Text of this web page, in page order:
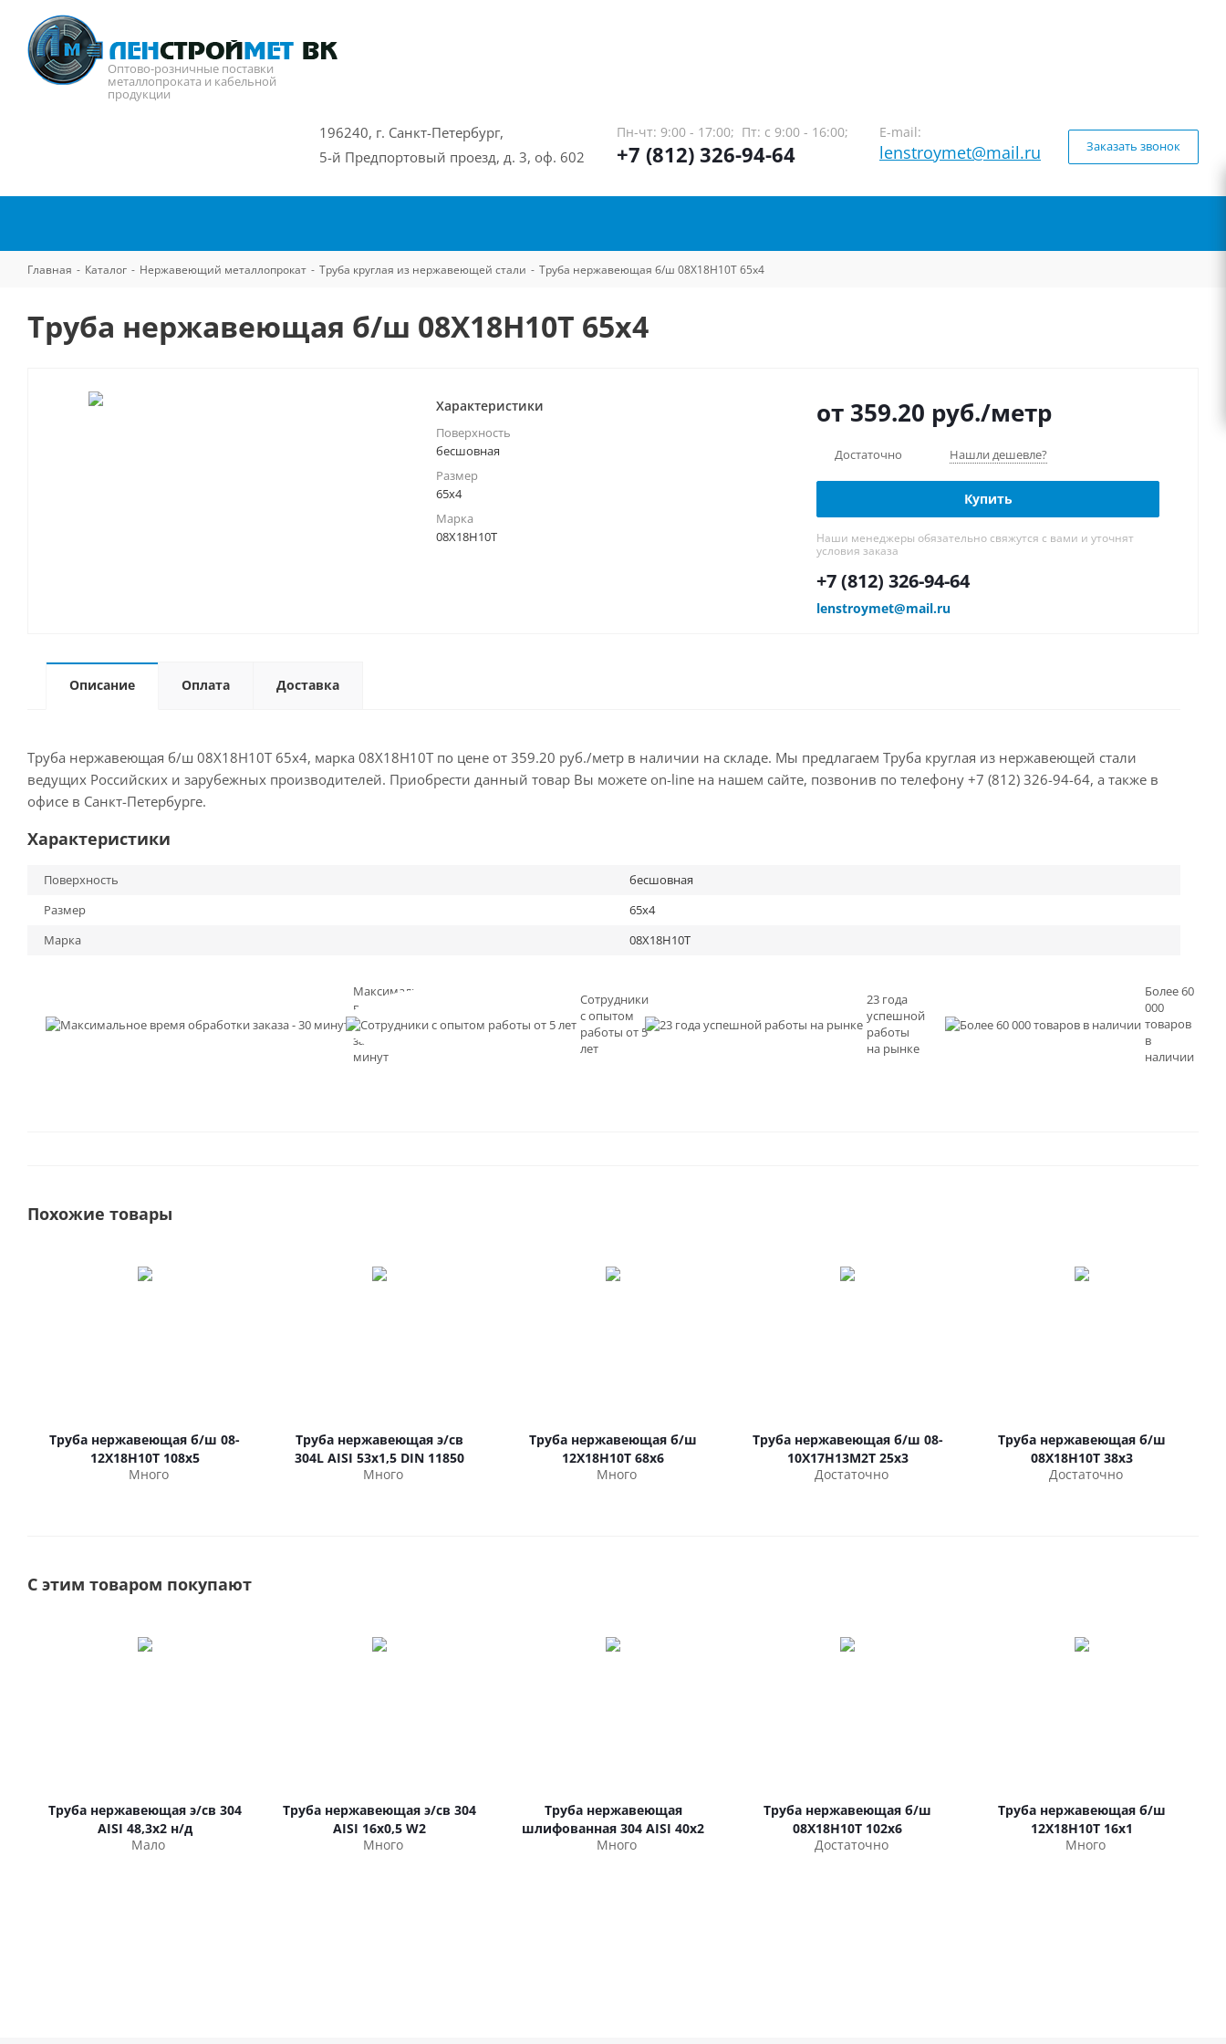
Оптово-розничные поставки
металлопроката и кабельной
продукции
196240, г. Санкт-Петербург,
5-й Предпортовый проезд, д. 3, оф. 602
Пн-чт: 9:00 - 17:00; Пт: с 9:00 - 16:00;
+7 (812) 326-94-64
E-mail:
lenstroymet@mail.ru Заказать звонок
Главная - Каталог - Нержавеющий металлопрокат - Труба круглая из нержавеющей стали - Труба нержавеющая б/ш 08Х18Н10Т 65х4
Труба нержавеющая б/ш 08Х18Н10Т 65х4
Характеристики
Поверхность
бесшовная
Размер
65х4
Марка
08Х18Н10Т
от 359.20 руб./метр
Достаточно Нашли дешевле?
Купить
Наши менеджеры обязательно свяжутся с вами и уточнят
условия заказа
+7 (812) 326-94-64
lenstroymet@mail.ru
Описание Оплата Доставка
Труба нержавеющая б/ш 08Х18Н10Т 65х4, марка 08Х18Н10Т по цене от 359.20 руб./метр в наличии на складе. Мы предлагаем Труба круглая из нержавеющей стали
ведущих Российских и зарубежных производителей. Приобрести данный товар Вы можете on-line на нашем сайте, позвонив по телефону +7 (812) 326-94-64, а также в
офисе в Санкт-Петербурге.
Характеристики
Поверхность
бесшовная
Размер
65х4
Марка
08Х18Н10Т
Максимальное
время
обработки
заказа - 30
минут
Сотрудники
с опытом
работы от 5
лет
23 года
успешной
работы
на рынке
Более 60
000
товаров
в
наличии
Похожие товары
Труба нержавеющая б/ш 08-
12Х18Н10Т 108х5
Много
Труба нержавеющая э/св
304L AISI 53х1,5 DIN 11850
Много
Труба нержавеющая б/ш
12Х18Н10Т 68х6
Много
Труба нержавеющая б/ш 08-
10Х17Н13М2Т 25х3
Достаточно
Труба нержавеющая б/ш
08Х18Н10Т 38х3
Достаточно
С этим товаром покупают
Труба нержавеющая э/св 304
AISI 48,3х2 н/д
Мало
Труба нержавеющая э/св 304
AISI 16х0,5 W2
Много
Труба нержавеющая
шлифованная 304 AISI 40х2
Много
Труба нержавеющая б/ш
08Х18Н10Т 102х6
Достаточно
Труба нержавеющая б/ш
12Х18Н10Т 16х1
Много